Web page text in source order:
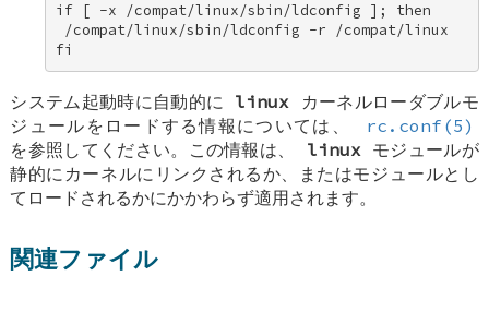
if [ -x /compat/linux/sbin/ldconfig ]; then
/compat/linux/sbin/ldconfig -r /compat/linux
fi
システム起動時に自動的に linux カーネルローダブルモ
ジュールをロードする情報については、
rc.conf(5)
を参照してください。この情報は、 linux モジュールが
静的にカーネルにリンクされるか、またはモジュールとし
てロードされるかにかかわらず適用されます。
関連ファイル